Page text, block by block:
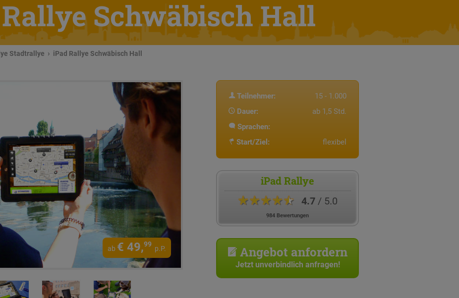
Schwäbisch Hall
Stadtrallye iPad Rallye Schwäbisch Hall
ab € 49,99
p.P.
Teilnehmer:
15 - 1.000
Dauer:
ab 1,5 Std.
Sprachen:
Start/Ziel:
flexibel
iPad Rallye
★★★★★ 4.7/ 5.0
984 Bewertungen
Angebot anfordern
Jetzt unverbindlich anfragen!